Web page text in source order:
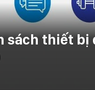
sách thiết